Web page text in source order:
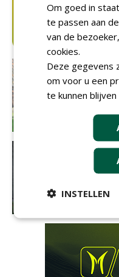
Om goed in
te passen aan
van de
cookies.
Deze gegevens
om voor u een
te kunnen
INSTELLEN